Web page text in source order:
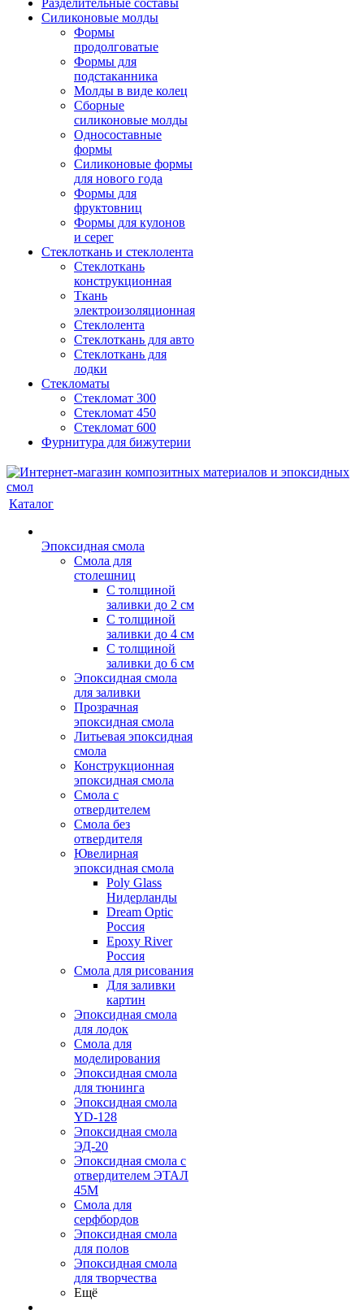
Разделительные составы
Силиконовые молды
Формы
продолговатые
Формы для
подстаканника
Молды в виде колец
Сборные
силиконовые молды
Односоставные
формы
Силиконовые формы
для нового года
Формы для
фруктовниц
Формы для кулонов
и серег
Стеклоткань и стеклолента
Стеклоткань
конструкционная
Ткань
электроизоляционная
Стеклолента
Стеклоткань для авто
Стеклоткань для
лодки
Стекломаты
Стекломат 300
Стекломат 450
Стекломат 600
Фурнитура для бижутерии
Каталог
Эпоксидная смола
Смола для
столешниц
С толщиной
заливки до 2 см
С толщиной
заливки до 4 см
С толщиной
заливки до 6 см
Эпоксидная смола
для заливки
Прозрачная
эпоксидная смола
Литьевая эпоксидная
смола
Конструкционная
эпоксидная смола
Смола с
отвердителем
Смола без
отвердителя
Ювелирная
эпоксидная смола
Poly Glass
Нидерланды
Dream Optic
Россия
Epoxy River
Россия
Смола для рисования
Для заливки
картин
Эпоксидная смола
для лодок
Смола для
моделирования
Эпоксидная смола
для тюнинга
Эпоксидная смола
YD-128
Эпоксидная смола
ЭД-20
Эпоксидная смола с
отвердителем ЭТАЛ
45М
Смола для
серфбордов
Эпоксидная смола
для полов
Эпоксидная смола
для творчества
Ещё